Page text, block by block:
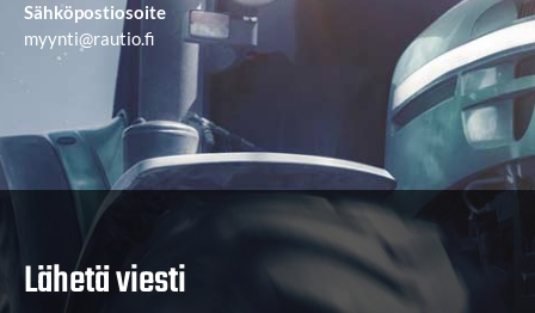
Sähköpostiosoite
myynti@rautio.fi
Lähetä viesti